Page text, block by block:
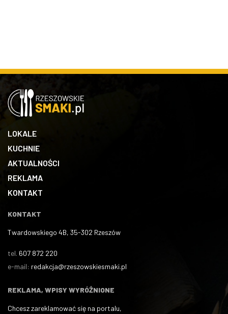
LOKALE
KUCHNIE
AKTUALNOŚCI
REKLAMA
KONTAKT
KONTAKT
Twardowskiego 4B, 35-302 Rzeszów
tel. 607 872 220
e-mail: redakcja@rzeszowskiesmaki.pl
REKLAMA, WPISY WYRÓŻNIONE
Chcesz zareklamować się na portalu,